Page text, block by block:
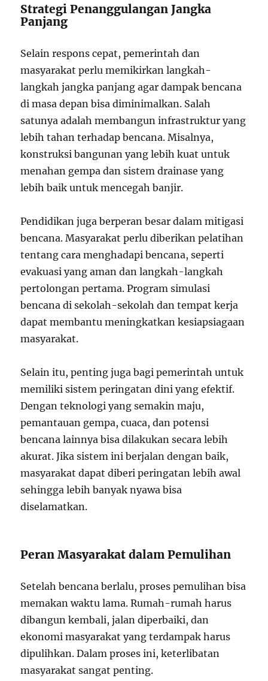
Strategi Penanggulangan Jangka
Panjang
Selain respons cepat, pemerintah dan
masyarakat perlu memikirkan langkah-
langkah jangka panjang agar dampak bencana
di masa depan bisa diminimalkan. Salah
satunya adalah membangun infrastruktur yang
lebih tahan terhadap bencana. Misalnya,
konstruksi bangunan yang lebih kuat untuk
menahan gempa dan sistem drainase yang
lebih baik untuk mencegah banjir.
Pendidikan juga berperan besar dalam mitigasi
bencana. Masyarakat perlu diberikan pelatihan
tentang cara menghadapi bencana, seperti
evakuasi yang aman dan langkah-langkah
pertolongan pertama. Program simulasi
bencana di sekolah-sekolah dan tempat kerja
dapat membantu meningkatkan kesiapsiagaan
masyarakat.
Selain itu, penting juga bagi pemerintah untuk
memiliki sistem peringatan dini yang efektif.
Dengan teknologi yang semakin maju,
pemantauan gempa, cuaca, dan potensi
bencana lainnya bisa dilakukan secara lebih
akurat. Jika sistem ini berjalan dengan baik,
masyarakat dapat diberi peringatan lebih awal
sehingga lebih banyak nyawa bisa
diselamatkan.
Peran Masyarakat dalam Pemulihan
Setelah bencana berlalu, proses pemulihan bisa
memakan waktu lama. Rumah-rumah harus
dibangun kembali, jalan diperbaiki, dan
ekonomi masyarakat yang terdampak harus
dipulihkan. Dalam proses ini, keterlibatan
masyarakat sangat penting.